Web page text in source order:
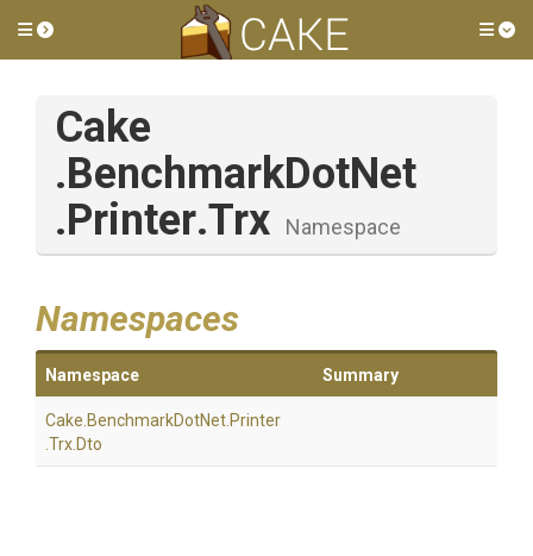
Toggle side menu
Cake
.BenchmarkDotNet
.Printer.Trx Namespace
Namespaces
Namespace Summary
Cake .BenchmarkDotNet .Printer
.Trx .Dto